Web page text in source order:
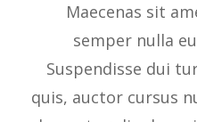
Maecenas sit
semper nulla
Suspendisse dui
quis, auctor cursus